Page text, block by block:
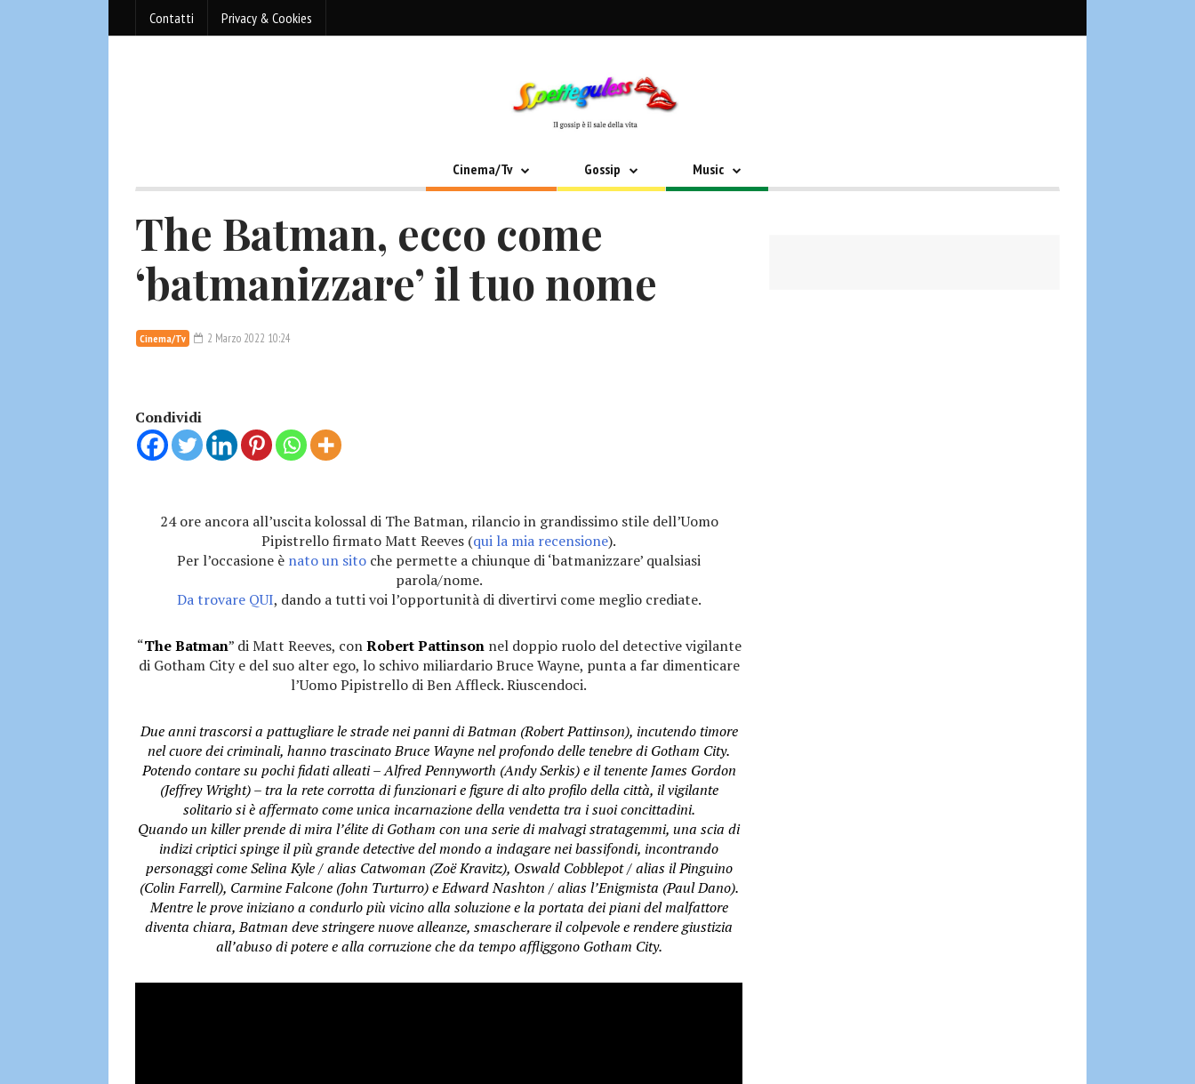
Contatti Privacy & Cookies
Cinema/Tv Gossip Music
The Batman, ecco come
‘batmanizzare’ il tuo nome
Cinema/Tv 2 Marzo 2022 10:24
Condividi
24 ore ancora all’uscita kolossal di The Batman, rilancio in grandissimo stile dell’Uomo
Pipistrello firmato Matt Reeves (qui la mia recensione).
Per l’occasione è nato un sito che permette a chiunque di ‘batmanizzare’ qualsiasi
parola/nome.
Da trovare QUI, dando a tutti voi l’opportunità di divertirvi come meglio crediate.
“The Batman” di Matt Reeves, conRobert Pattinsonnel doppio ruolo del detective vigilante
di Gotham City e del suo alter ego, lo schivo miliardario Bruce Wayne, punta a far dimenticare
l’Uomo Pipistrello di Ben Affleck. Riuscendoci.
Due anni trascorsi a pattugliare le strade nei panni di Batman (Robert Pattinson), incutendo timore
nel cuore dei criminali, hanno trascinato Bruce Wayne nel profondo delle tenebre di Gotham City.
Potendo contare su pochi fidati alleati – Alfred Pennyworth (Andy Serkis) e il tenente James Gordon
(Jeffrey Wright) – tra la rete corrotta di funzionari e figure di alto profilo della città, il vigilante
solitario si è affermato come unica incarnazione della vendetta tra i suoi concittadini.
Quando un killer prende di mira l’élite di Gotham con una serie di malvagi stratagemmi, una scia di
indizi criptici spinge il più grande detective del mondo a indagare nei bassifondi, incontrando
personaggi come Selina Kyle / alias Catwoman (Zoë Kravitz), Oswald Cobblepot / alias il Pinguino
(Colin Farrell), Carmine Falcone (John Turturro) e Edward Nashton / alias l’Enigmista (Paul Dano).
Mentre le prove iniziano a condurlo più vicino alla soluzione e la portata dei piani del malfattore
diventa chiara, Batman deve stringere nuove alleanze, smascherare il colpevole e rendere giustizia
all’abuso di potere e alla corruzione che da tempo affliggono Gotham City.